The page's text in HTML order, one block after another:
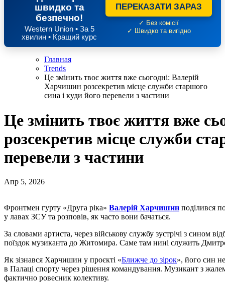
швидко та
безпечно!
Western Union • За 5
хвилин • Кращий курс
ПЕРЕКАЗАТИ ЗАРАЗ
✓ Без комісії
✓ Швидко та вигідно
Главная
Trends
Це змінить твоє життя вже сьогодні: Валерій
Харчишин розсекретив місце служби старшого
сина і куди його перевели з частини
Це змінить твоє життя вже
розсекретив місце служби
перевели з частини
Апр 5, 2026
Фронтмен гурту «Друга ріка» Валерій Харчишин поділився
у лавах ЗСУ та розповів, як часто вони бачаться.
За словами артиста, через військову службу зустрічі з сином
поїздок музиканта до Житомира. Саме там нині служить
Як зізнався Харчишин у проєкті «Ближче до зірок», його син
в Палаці спорту через рішення командування. Музикант з
фактично ровесник колективу.